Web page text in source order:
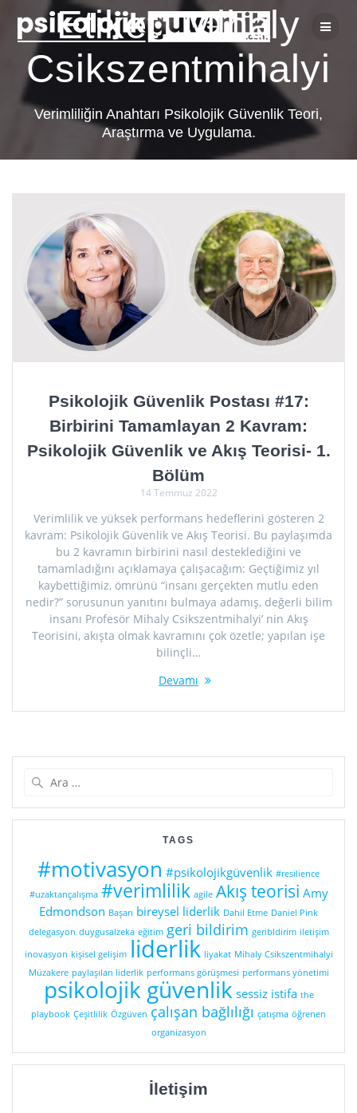
Skip
to
content
Etiket:Mihaly
Csikszentmihalyi
Verimliliğin Anahtarı Psikolojik Güvenlik Teori,
Araştırma ve Uygulama.
Psikolojik Güvenlik Postası #17:
Birbirini Tamamlayan 2 Kavram:
Psikolojik Güvenlik ve Akış Teorisi- 1.
Bölüm
14 Temmuz 2022
Verimlilik ve yüksek performans hedeflerini gösteren 2
kavram: Psikolojik Güvenlik ve Akış Teorisi. Bu paylaşımda
bu 2 kavramın birbirini nasıl desteklediğini ve
tamamladığını açıklamaya çalışacağım: Geçtiğimiz yıl
kaybettiğimiz, ömrünü “insanı gerçekten mutlu eden
nedir?” sorusunun yanıtını bulmaya adamış, değerli bilim
insanı Profesör Mihaly Csikszentmihalyi’ nin Akış
Teorisini, akışta olmak kavramını çok özetle; yapılan işe
bilinçli…
Devamı
TAGS
#motivasyon #psikolojikgüvenlik #resilience
#uzaktançalışma #verimlilik agile Akış teorisi Amy
Edmondson Başarı bireysel liderlik Dahil Etme Daniel Pink
delegasyon duygusalzeka eğitim geri bildirim geribldirim iletişim
inovasyon kişisel gelişim liderlik liyakat Mihaly Csikszentmihalyi
Müzakere paylaşılan liderlik performans görüşmesi performans yönetimi
psikolojik güvenlik sessiz istifa the
playbook Çeşitlilik Özgüven çalışan bağlılığı çatışma öğrenen
organizasyon
İletişim